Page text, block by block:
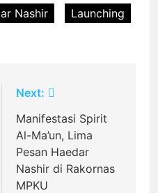
Nashir
Launching
Next:
Manifestasi Spirit
Al-Ma’un, Lima
Pesan Haedar
Nashir di Rakornas
MPKU